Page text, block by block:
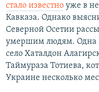
стало известно уже в
Кавказа. Однако
Северной Осетии
умершим людям. Одна
село Хаталдон
Таймураза Тотиева,
Украине несколько